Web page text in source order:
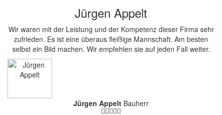
Jürgen Appelt
Wir waren mit der Leistung und der Kompetenz dieser Firma sehr
zufrieden. Es ist eine überaus fleißige Mannschaft. Am besten
selbst ein Bild machen. Wir empfehlen sie auf jeden Fall weiter.
Jürgen Appelt Bauherr